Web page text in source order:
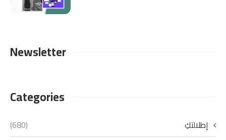
Newsletter
Categories
إطلالتكِ
(680)